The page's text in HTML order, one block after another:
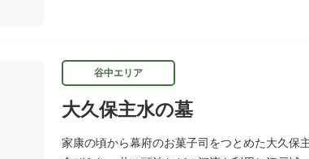
谷中エリア
大久保主水の墓
家康の頃から幕府のお菓子司をつとめた大久保